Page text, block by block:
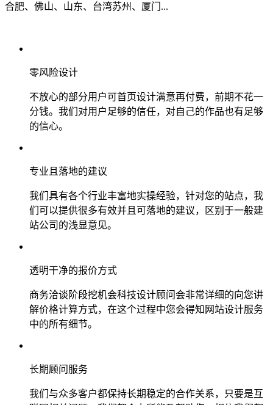
合肥、佛山、山东、台湾苏州、厦门...
零风险设计
不放心的部分用户可首页设计满意再付费，前期不花一
分钱。我们对用户足够的信任，对自己的作品也有足够
的信心。
专业且落地的建议
我们具有各个行业丰富地实操经验，针对您的站点，我
们可以提供很多有效并且可落地的建议，区别于一般建
站公司的浅显意见。
透明干净的报价方式
商务洽谈阶段挖机会科技设计顾问会非常详细的向您讲
解价格计算方式，在这个过程中您会得知网站设计服务
中的所有细节。
长期顾问服务
我们与众多客户都保持长期稳定的合作关系，只要是互